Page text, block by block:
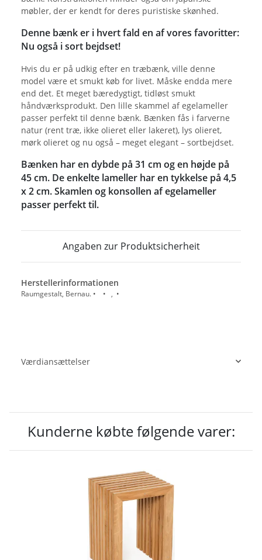
møbler, der er kendt for deres puristiske skønhed.
Denne bænk er i hvert fald en af vores favoritter:
Nu også i sort bejdset!
Hvis du er på udkig efter en træbænk, ville denne
model være et smukt køb for livet. Måske endda mere
end det. Et meget bæredygtigt, tidløst smukt
håndværksprodukt. Den lille skammel af egelameller
passer perfekt til denne bænk. Bænken fås i farverne
natur (rent træ, ikke olieret eller lakeret), lys olieret,
mørk olieret og nu også – meget elegant – sortbejdset.
Bænken har en dybde på 31 cm og en højde på
45 cm. De enkelte lameller har en tykkelse på 4,5
x 2 cm. Skamlen og konsollen af egelameller
passer perfekt til.
Angaben zur Produktsicherheit
Herstellerinformationen
Raumgestalt, Bernau. • • , •
Værdiansættelser
Kunderne købte følgende varer: